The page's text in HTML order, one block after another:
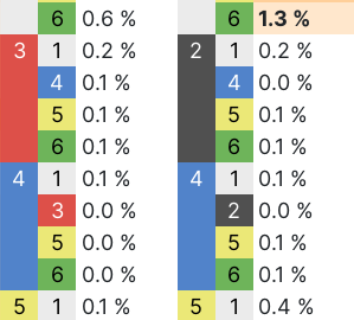
6
0.6 %
3
1
0.2 %
4
0.1 %
5
0.1 %
6
0.1 %
4
1
0.1 %
3
0.0 %
5
0.0 %
6
0.0 %
5
1
0.1 %
6
1.3 %
2
1
0.2 %
4
0.0 %
5
0.1 %
6
0.1 %
4
1
0.1 %
2
0.0 %
5
0.1 %
6
0.1 %
5
1
0.4 %